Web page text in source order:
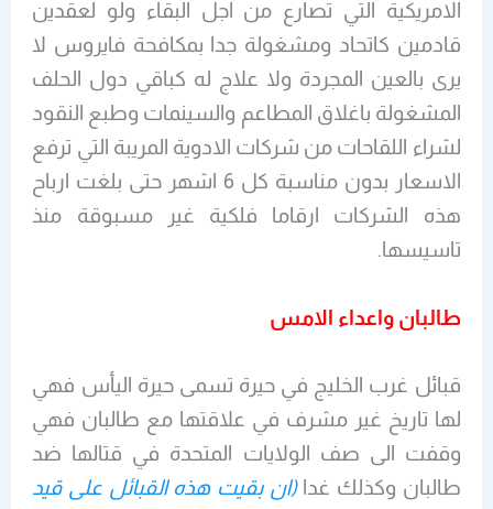
الامريكية التي تصارع من اجل البقاء ولو لعقدين
قادمين كاتحاد ومشغولة جدا بمكافحة فايروس لا
يرى بالعين المجردة ولا علاج له كباقي دول الحلف
المشغولة باغلاق المطاعم والسينمات وطبع النقود
لشراء اللقاحات من شركات الادوية المريبة التي ترفع
الاسعار بدون مناسبة كل 6 اشهر حتى بلغت ارباح
هذه الشركات ارقاما فلكية غير مسبوقة منذ
تاسيسها.
طالبان واعداء الامس
قبائل غرب الخليج في حيرة تسمى حيرة اليأس فهي
لها تاريخ غير مشرف في علاقتها مع طالبان فهي
وقفت الى صف الولايات المتحدة في قتالها ضد
طالبان وكذلك غدا(ان بقيت هذه القبائل على قيد